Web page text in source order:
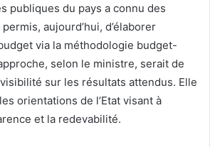
publiques du pays a connu des
aujourd’hui, d’élaborer
via la méthodologie budget-
selon le ministre, serait de
sur les résultats attendus. Elle
orientations de l’Etat visant à
et la redevabilité.